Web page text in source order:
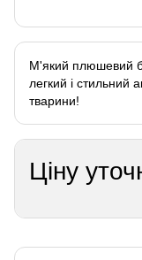
М'який плюшевий
легкий і стильний
тварини!
Ціну